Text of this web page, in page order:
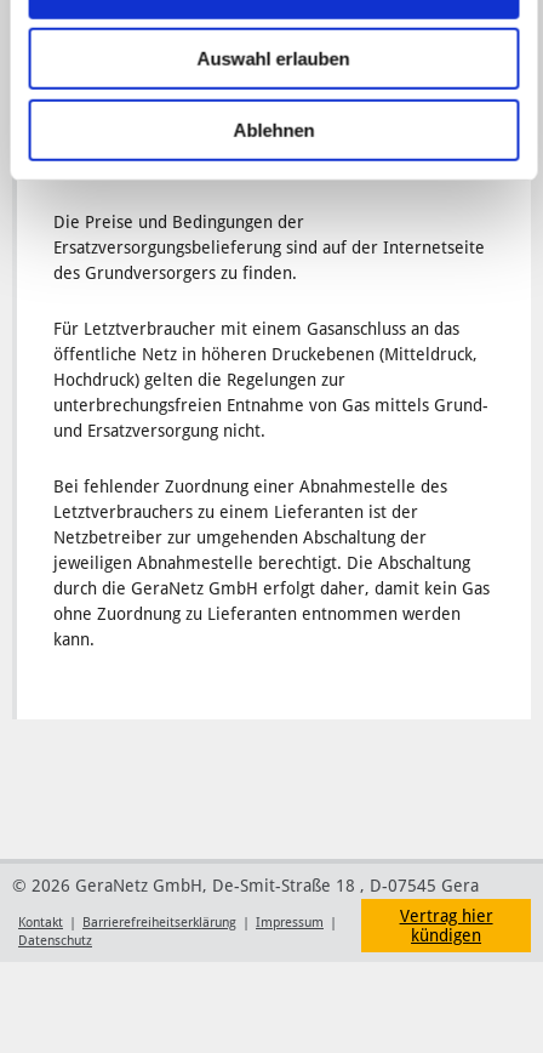
Auswahl erlauben
Ablehnen
Die Ersatzversorgung wird vom aktuellen
Grundversorger des Netzgebietes der GeraNetz GmbH
welches derzeit Grundversorger im Netzgebiet der
GeraNetz GmbH ist, isthierersichtlich.
Die Preise und Bedingungen der
Ersatzversorgungsbelieferung sind auf der Internetseite
des Grundversorgers zu finden.
Für Letztverbraucher mit einem Gasanschluss an das
öffentliche Netz in höheren Druckebenen (Mitteldruck,
Hochdruck) gelten die Regelungen zur
unterbrechungsfreien Entnahme von Gas mittels Grund-
und Ersatzversorgung nicht.
Bei fehlender Zuordnung einer Abnahmestelle des
Letztverbrauchers zu einem Lieferanten ist der
Netzbetreiber zur umgehenden Abschaltung der
jeweiligen Abnahmestelle berechtigt. Die Abschaltung
durch die GeraNetz GmbH erfolgt daher, damit kein Gas
ohne Zuordnung zu Lieferanten entnommen werden
kann.
© 2026 GeraNetz GmbH, De-Smit-Straße 18 , D-07545 Gera
Kontakt | Barrierefreiheitserklärung | Impressum
|
Datenschutz
Vertrag hier
kündigen